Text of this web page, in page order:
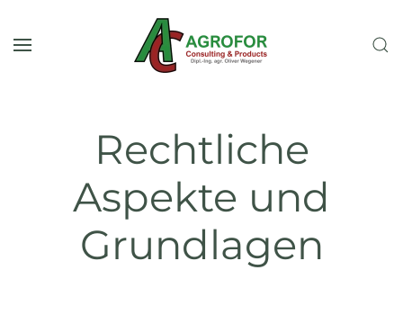
Skip to main content
Rechtliche
Aspekte und
Grundlagen